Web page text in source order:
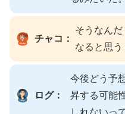
チャコ：
そうなんだ
なると思う
ログ：
今後どう予
昇する可能
しれないっ